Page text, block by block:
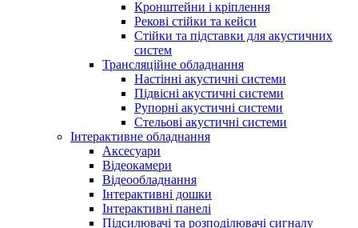
Кронштейни і кріплення
Рекові стійки та кейси
Стійки та підставки для акустичних
систем
Трансляційне обладнання
Настінні акустичні системи
Підвісні акустичні системи
Рупорні акустичні системи
Стельові акустичні системи
Інтерактивне обладнання
Аксесуари
Відеокамери
Відеообладнання
Інтерактивні дошки
Інтерактивні панелі
Підсилювачі та розподілювачі сигналу